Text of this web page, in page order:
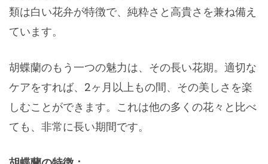
類は白い花弁が特徴で、純粋さと高貴さを兼ね備え
ています。
胡蝶蘭のもう一つの魅力は、その長い花期。適切な
ケアをすれば、2ヶ月以上もの間、その美しさを楽
しむことができます。これは他の多くの花々と比べ
ても、非常に長い期間です。